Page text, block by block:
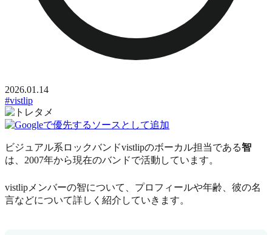
2026.01.14
#vistlip
ビジュアル系ロックバンドvistlipのボーカル担当である智
は、2007年から現在のバンドで活動しています。
vistlipメンバーの智について、プロフィールや年齢、彼の名
言などについて詳しく紹介していきます。